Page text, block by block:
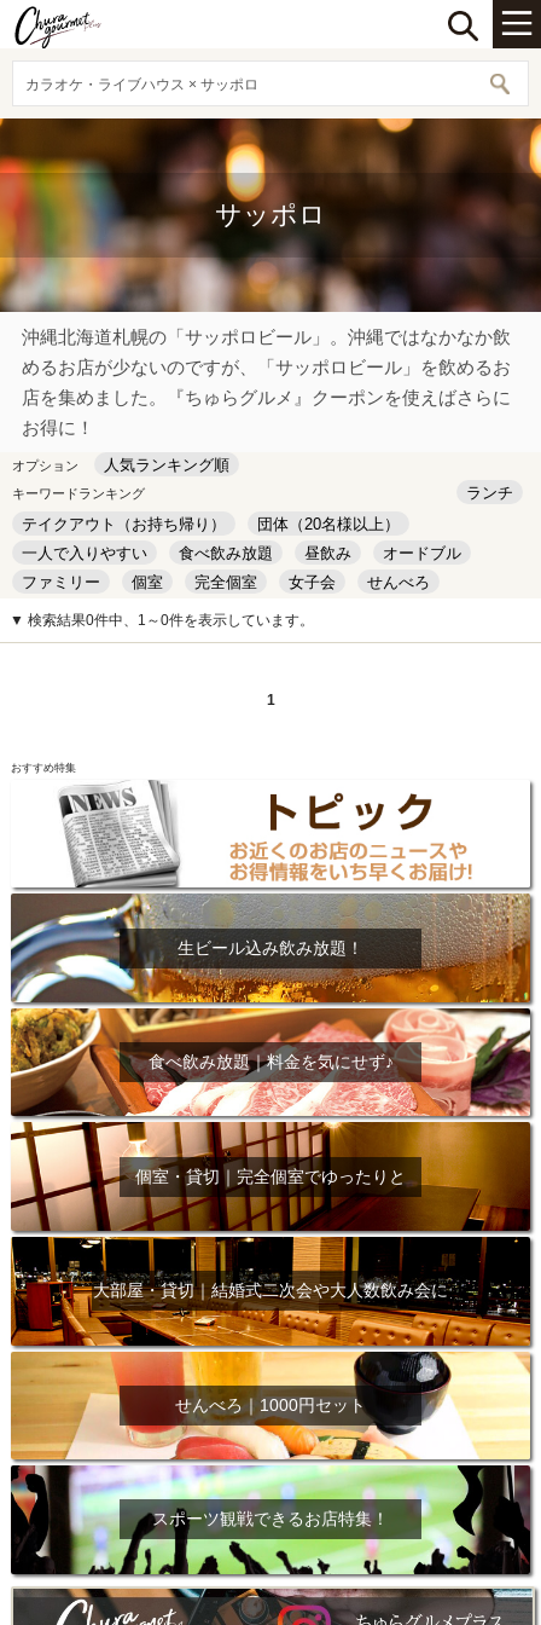
カラオケ・ライブハウス × サッポロ
サッポロ
沖縄北海道札幌の「サッポロビール」。沖縄ではなかなか飲
めるお店が少ないのですが、「サッポロビール」を飲めるお
店を集めました。『ちゅらグルメ』クーポンを使えばさらに
お得に！
オプション 人気ランキング順
キーワードランキング
ランチ
テイクアウト（お持ち帰り）
団体（20名様以上）
一人で入りやすい
食べ飲み放題 昼飲み
オードブル
ファミリー
個室 完全個室 女子会
せんべろ
キッズルーム
安い デート
▼ 検索結果0件中、1～0件を表示しています。
1
おすすめ特集
生ビール込み飲み放題！
食べ飲み放題｜料金を気にせず♪
個室・貸切｜完全個室でゆったりと
大部屋・貸切｜結婚式二次会や大人数飲み会に
せんべろ｜1000円セット
スポーツ観戦できるお店特集！